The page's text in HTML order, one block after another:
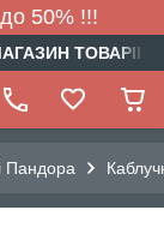
50% !!!
Пандора